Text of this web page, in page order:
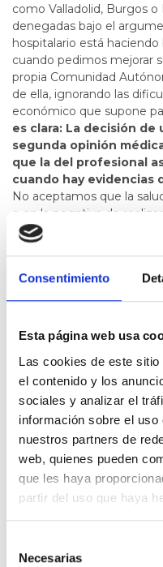
Consentimiento
Esta página web usa
Las cookies de este
el contenido y los
sociales y analizar el
información sobre el
nuestros partners de
web, quienes pueden
que les haya
partir del uso que haya
Necesarias
como Valladolid, Burgos o
denegadas bajo el
hospitalario está
cuando pedimos mejorar
propia Comunidad
de ella, ignorando las
económico que supone
es clara: La decisión
segunda opinión
que la del profesional
cuando hay evidencias
No aceptamos que la
o en la negativa de
fundamentales
La salud de mi hijo no
y la Sanidad
en Madrid. Lo que
convertido en una nueva
por la atención
indignados porque
voz, ni las enormes
supone.
Saúl no es un niño que
normalidad. Para él,
terror: el cambio de
ascensor son muros
esto se suma un castigo
alojamiento y dietas.